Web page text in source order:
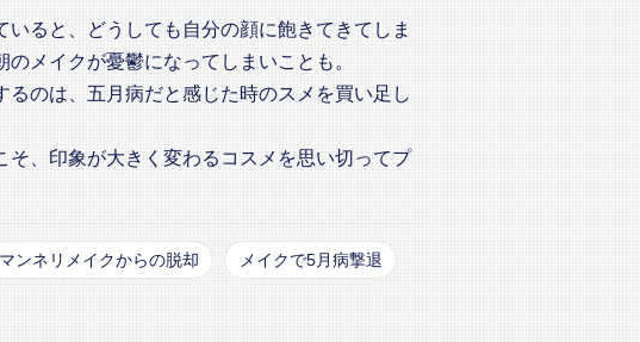
ると、どうしても自分の顔に飽きてきてしま
メイクが憂鬱になってしまいことも。
のは、五月病だと感じた時のスメを買い足し
、印象が大きく変わるコスメを思い切ってプ
マンネリメイクからの脱却 メイクで5月病撃退